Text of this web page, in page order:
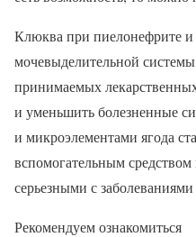
Клюква при пиелонефрите и
мочевыделительной
принимаемых
и уменьшить болезненные
и микроэлементами ягода
вспомогательным
серьезными с
Рекомендуем ознакомиться